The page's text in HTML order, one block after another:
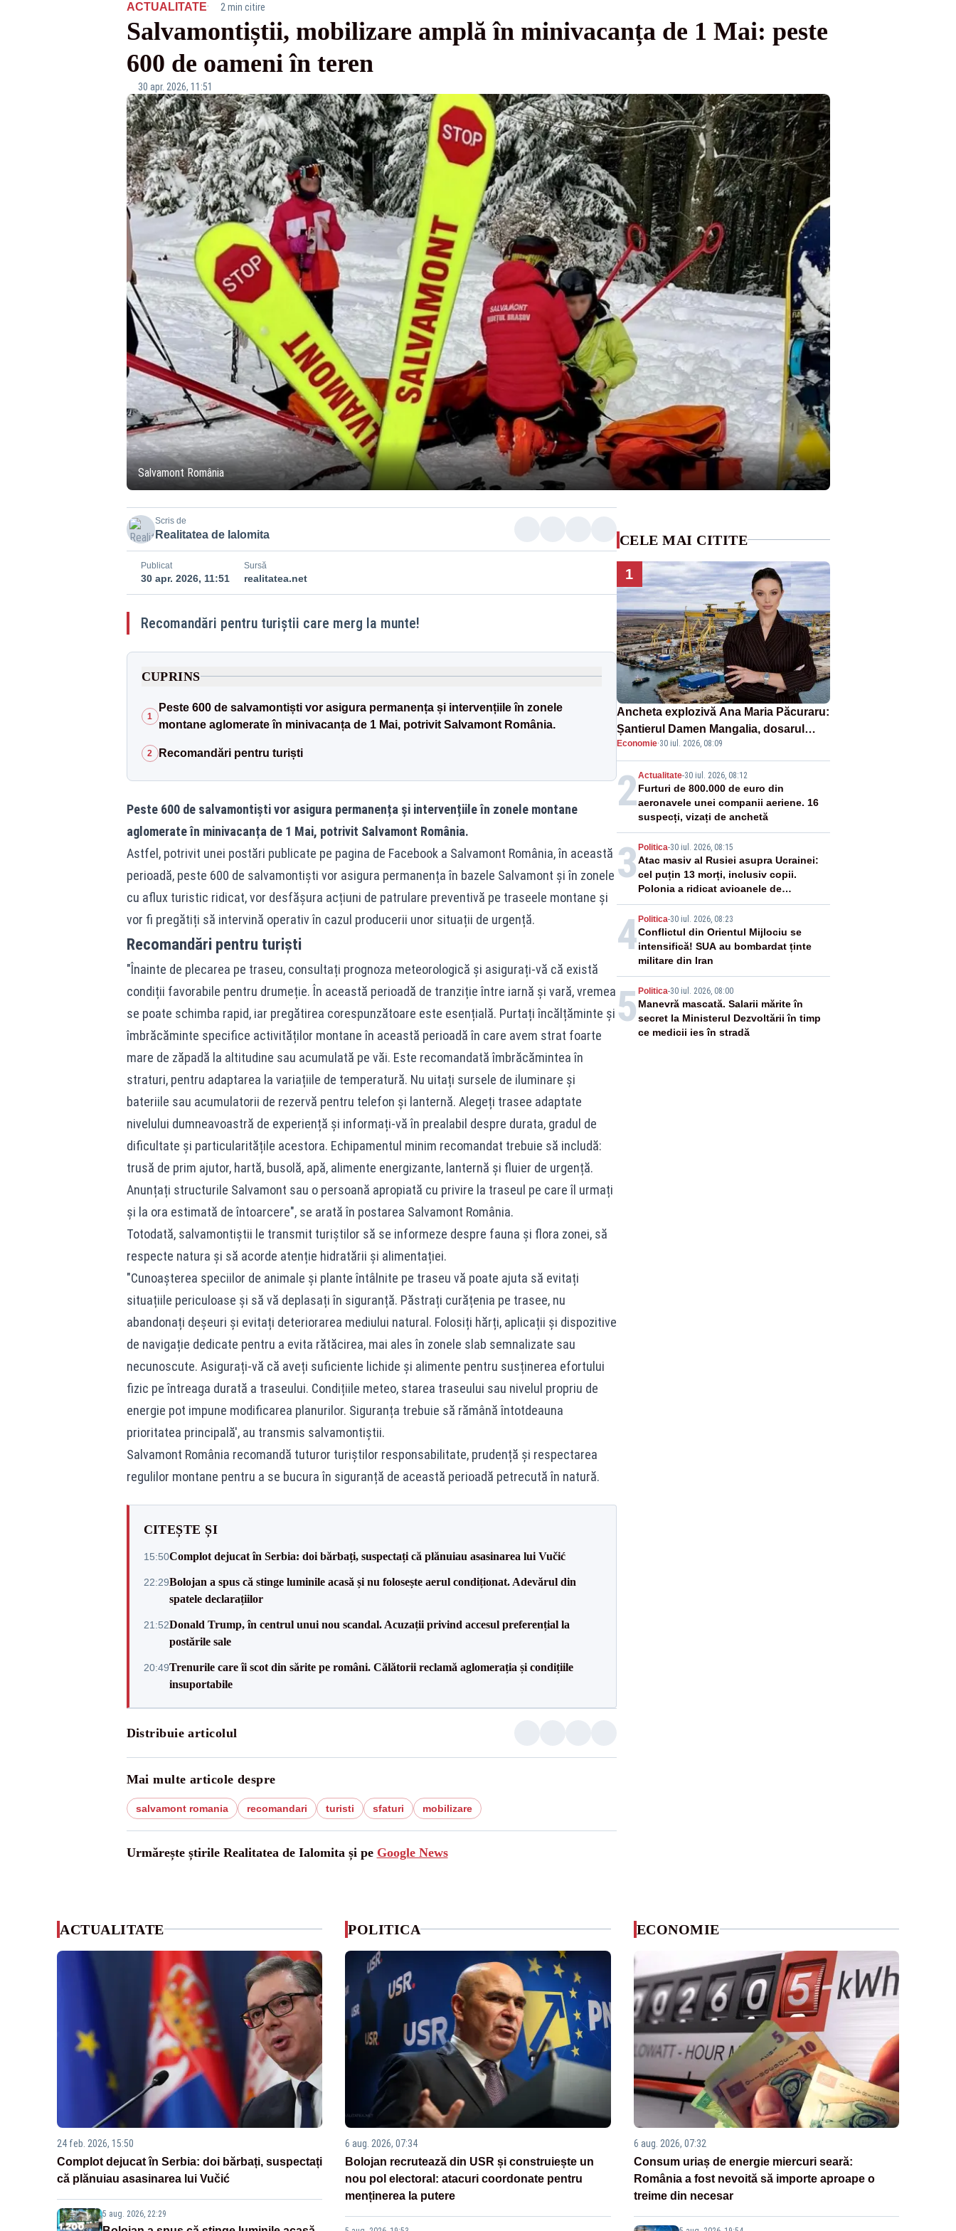
ACTUALITATE· 2 min citire
Salvamontiștii, mobilizare amplă în minivacanța de 1 Mai: peste
600 de oameni în teren
30 apr. 2026, 11:51
Salvamont România
Scris de
Realitatea de Ialomita
Publicat
30 apr. 2026, 11:51
Sursă
realitatea.net
Recomandări pentru turiștii care merg la munte!
CUPRINS
1
Peste 600 de salvamontiști vor asigura permanența și intervențiile în zonele
montane aglomerate în minivacanța de 1 Mai, potrivit Salvamont România.
2 Recomandări pentru turiști
Peste 600 de salvamontiști vor asigura permanența și intervențiile în zonele montane
aglomerate în minivacanța de 1 Mai, potrivit Salvamont România.
Astfel, potrivit unei postări publicate pe pagina de Facebook a Salvamont România, în această
perioadă, peste 600 de salvamontiști vor asigura permanența în bazele Salvamont și în zonele
cu aflux turistic ridicat, vor desfășura acțiuni de patrulare preventivă pe traseele montane și
vor fi pregătiți să intervină operativ în cazul producerii unor situații de urgență.
Recomandări pentru turiști
"Înainte de plecarea pe traseu, consultați prognoza meteorologică și asigurați-vă că există
condiții favorabile pentru drumeție. În această perioadă de tranziție între iarnă și vară, vremea
se poate schimba rapid, iar pregătirea corespunzătoare este esențială. Purtați încălțăminte și
îmbrăcăminte specifice activităților montane în această perioadă în care avem strat foarte
mare de zăpadă la altitudine sau acumulată pe văi. Este recomandată îmbrăcămintea în
straturi, pentru adaptarea la variațiile de temperatură. Nu uitați sursele de iluminare și
bateriile sau acumulatorii de rezervă pentru telefon și lanternă. Alegeți trasee adaptate
nivelului dumneavoastră de experiență și informați-vă în prealabil despre durata, gradul de
dificultate și particularitățile acestora. Echipamentul minim recomandat trebuie să includă:
trusă de prim ajutor, hartă, busolă, apă, alimente energizante, lanternă și fluier de urgență.
Anunțați structurile Salvamont sau o persoană apropiată cu privire la traseul pe care îl urmați
și la ora estimată de întoarcere", se arată în postarea Salvamont România.
Totodată, salvamontiștii le transmit turiștilor să se informeze despre fauna și flora zonei, să
respecte natura și să acorde atenție hidratării și alimentației.
"Cunoașterea speciilor de animale și plante întâlnite pe traseu vă poate ajuta să evitați
situațiile periculoase și să vă deplasați în siguranță. Păstrați curățenia pe trasee, nu
abandonați deșeuri și evitați deteriorarea mediului natural. Folosiți hărți, aplicații și dispozitive
de navigație dedicate pentru a evita rătăcirea, mai ales în zonele slab semnalizate sau
necunoscute. Asigurați-vă că aveți suficiente lichide și alimente pentru susținerea efortului
fizic pe întreaga durată a traseului. Condițiile meteo, starea traseului sau nivelul propriu de
energie pot impune modificarea planurilor. Siguranța trebuie să rămână întotdeauna
prioritatea principală', au transmis salvamontiștii.
Salvamont România recomandă tuturor turiștilor responsabilitate, prudență și respectarea
regulilor montane pentru a se bucura în siguranță de această perioadă petrecută în natură.
CITEȘTE ȘI
15:50Complot dejucat în Serbia: doi bărbați, suspectați că plănuiau asasinarea lui Vučić
22:29Bolojan a spus că stinge luminile acasă și nu folosește aerul condiționat. Adevărul din
spatele declarațiilor
21:52Donald Trump, în centrul unui nou scandal. Acuzații privind accesul preferențial la
postările sale
20:49Trenurile care îi scot din sărite pe români. Călătorii reclamă aglomerația și condițiile
insuportabile
Distribuie articolul
Mai multe articole despre
salvamont romania recomandari turisti sfaturi mobilizare
Urmărește știrile Realitatea de Ialomita și pe Google News
CELE MAI CITITE
1
Ancheta explozivă Ana Maria Păcuraru:
Șantierul Damen Mangalia, dosarul
care scufundă apărarea României
Economie·30 iul. 2026, 08:09
2Actualitate-30 iul. 2026, 08:12
Furturi de 800.000 de euro din
aeronavele unei companii aeriene. 16
suspecți, vizați de anchetă
3 Politica-30 iul. 2026, 08:15
Atac masiv al Rusiei asupra Ucrainei:
cel puțin 13 morți, inclusiv copii.
Polonia a ridicat avioanele de
vânătoare
4Politica-30 iul. 2026, 08:23
Conflictul din Orientul Mijlociu se
intensifică! SUA au bombardat ținte
militare din Iran
5 Politica-30 iul. 2026, 08:00
Manevră mascată. Salarii mărite în
secret la Ministerul Dezvoltării în timp
ce medicii ies în stradă
ACTUALITATE
24 feb. 2026, 15:50
Complot dejucat în Serbia: doi bărbați, suspectați
că plănuiau asasinarea lui Vučić
5 aug. 2026, 22:29
POLITICA
6 aug. 2026, 07:34
Bolojan recrutează din USR și construiește un
nou pol electoral: atacuri coordonate pentru
menținerea la putere
ECONOMIE
6 aug. 2026, 07:32
Consum uriaș de energie miercuri seară:
România a fost nevoită să importe aproape o
treime din necesar